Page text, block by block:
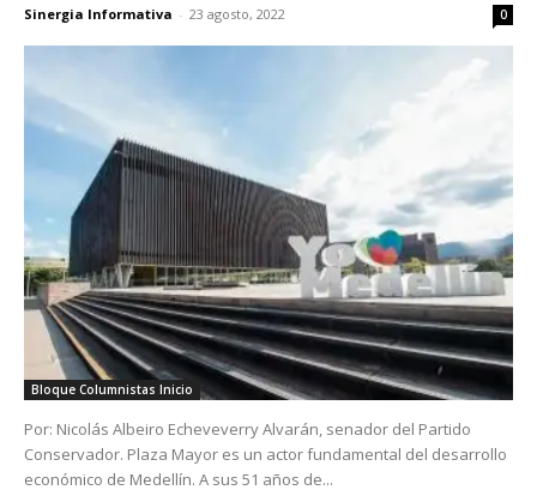
Sinergia Informativa - 23 agosto, 2022 0
Bloque Columnistas Inicio
Por: Nicolás Albeiro Echeveverry Alvarán, senador del Partido
Conservador. Plaza Mayor es un actor fundamental del desarrollo
económico de Medellín. A sus 51 años de...